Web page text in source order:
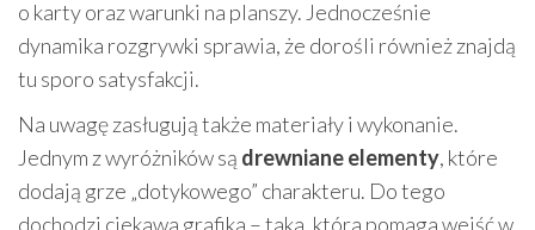
o karty oraz warunki na planszy. Jednocześnie
dynamika rozgrywki sprawia, że dorośli również znajdą
tu sporo satysfakcji.
Na uwagę zasługują także materiały i wykonanie.
Jednym z wyróżników są drewniane elementy, które
dodają grze „dotykowego” charakteru. Do tego
dochodzi ciekawa grafika – taka, która pomaga wejść w